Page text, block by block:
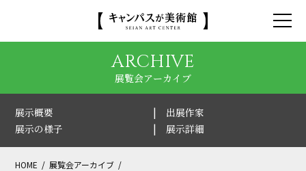
ARCHIVE
展覧会アーカイブ
展示概要
出展作家
展示の様子
展示詳細
HOME
展覧会アーカイブ